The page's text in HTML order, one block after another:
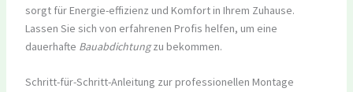
sorgt für Energie-effizienz und Komfort in Ihrem Zuhause.
Lassen Sie sich von erfahrenen Profis helfen, um eine
dauerhafte Bauabdichtungzu bekommen.
Schritt-für-Schritt-Anleitung zur professionellen Montage